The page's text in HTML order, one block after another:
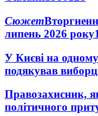
Сюжет
липень 2026 року
У Києві на
подякував
Правозахисник,
політичного